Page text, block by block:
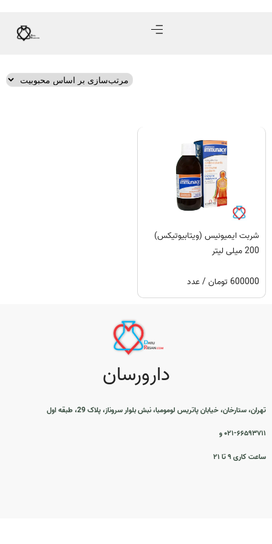
شربت ایمیونیس (ویتابیوتیکس)
200 میلی لیتر
600000 تومان / عدد
دارورسان
تهران، ستارخان، خیابان پاتریس لومومبا، نبش بلوار سروناز، پلاک 29، طبقه اول
۰۲۱-۶۶۵۹۳۷۱۱ و
ساعت کاری ۹ تا ۲۱